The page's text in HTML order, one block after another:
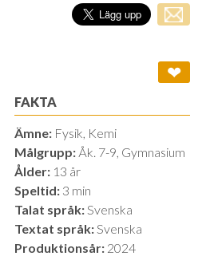
❤
FAKTA
Ämne: Fysik, Kemi
Målgrupp: Åk. 7-9, Gymnasium
Ålder: 13 år
Speltid: 3 min
Talat språk:Svenska
Textat språk:Svenska
Produktionsår: 2024